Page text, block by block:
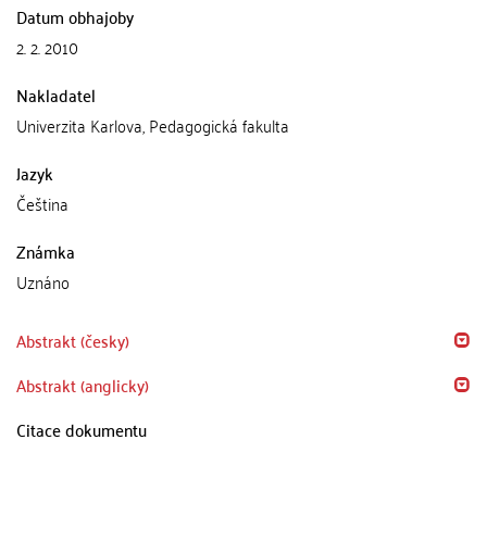
Datum obhajoby
2. 2. 2010
Nakladatel
Univerzita Karlova, Pedagogická fakulta
Jazyk
Čeština
Známka
Uznáno
Abstrakt (česky)
Abstrakt (anglicky)
Citace dokumentu